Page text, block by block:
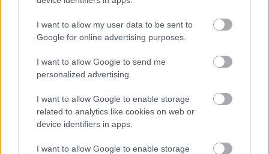
I want to allow my user data to be sent to
Google for online advertising purposes.
I want to allow Google to send me
personalized advertising.
I want to allow Google to enable storage
related to analytics like cookies on web or
device identifiers in apps.
I want to allow Google to enable storage
forgatásán mérgező munkakörnyezet uralkodott.
Miután McGowan megszólalt, sorra léptek elő más nők is a
szórakoztatóiparból, saját történeteikkel. Végül több mint 80
nő vádolta Weinsteint különféle sze.xuális visszaélésekkel.
A #MeToo hashtag alatt világszerte nők milliói osztották
meg tapasztalataikat, és társadalmi szinten indult el
beszélgetés a hatalommal való visszaélésről.